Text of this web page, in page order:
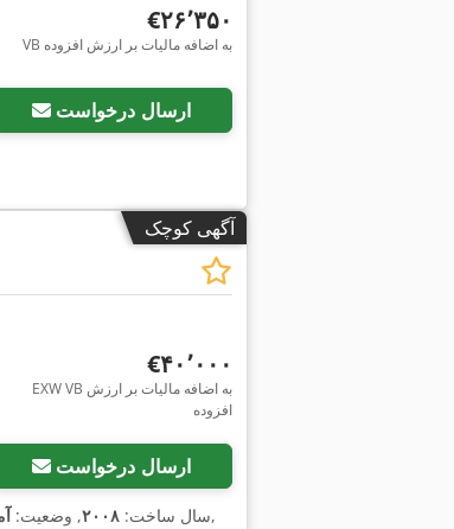
‎€۲۶٬۳۵۰
VB به اضافه مالیات بر ارزش افزوده
ارسال درخواست
آگهی کوچک
‎€۴۰٬۰۰۰
EXW VB به اضافه مالیات بر ارزش
افزوده
ارسال درخواست
سال ساخت: ۲۰۰۸, وضعیت: ,